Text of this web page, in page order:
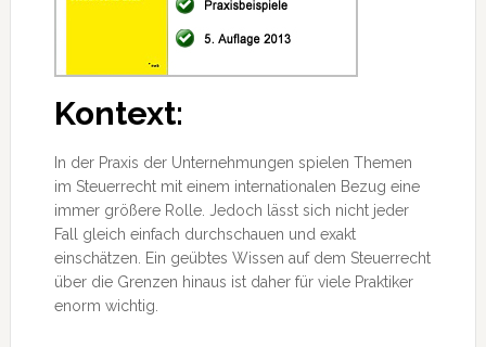
Kontext:
In der Praxis der Unternehmungen spielen Themen
im Steuerrecht mit einem internationalen Bezug eine
immer größere Rolle. Jedoch lässt sich nicht jeder
Fall gleich einfach durchschauen und exakt
einschätzen. Ein geübtes Wissen auf dem Steuerrecht
über die Grenzen hinaus ist daher für vielePraktiker
enorm wichtig.